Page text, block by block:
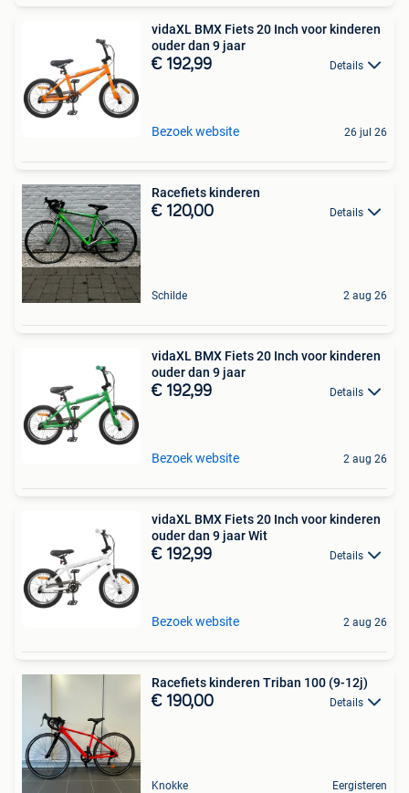
vidaXL BMX Fiets 20 Inch voor kinderen
ouder dan 9 jaar
€ 192,99 Details
Bezoek website 26 jul 26
Racefiets kinderen
€ 120,00 Details
Schilde 2 aug 26
vidaXL BMX Fiets 20 Inch voor kinderen
ouder dan 9 jaar
€ 192,99 Details
Bezoek website 2 aug 26
vidaXL BMX Fiets 20 Inch voor kinderen
ouder dan 9 jaar Wit
€ 192,99 Details
Bezoek website 2 aug 26
Racefiets kinderen Triban 100 (9-12j)
€ 190,00 Details
Knokke Eergisteren